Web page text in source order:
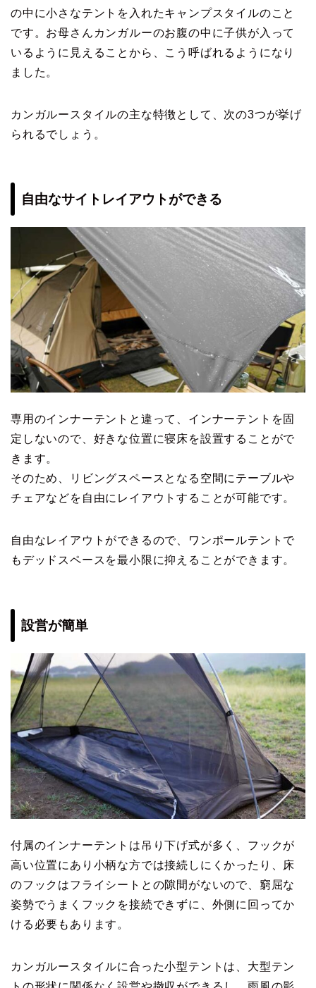
の中に小さなテントを入れたキャンプスタイルのこと
です。お母さんカンガルーのお腹の中に子供が入って
いるように見えることから、こう呼ばれるようになり
ました。
カンガルースタイルの主な特徴として、次の3つが挙げ
られるでしょう。
自由なサイトレイアウトができる
専用のインナーテントと違って、インナーテントを固
定しないので、好きな位置に寝床を設置することがで
きます。
そのため、リビングスペースとなる空間にテーブルや
チェアなどを自由にレイアウトすることが可能です。
自由なレイアウトができるので、ワンポールテントで
もデッドスペースを最小限に抑えることができます。
設営が簡単
付属のインナーテントは吊り下げ式が多く、フックが
高い位置にあり小柄な方では接続しにくかったり、床
のフックはフライシートとの隙間がないので、窮屈な
姿勢でうまくフックを接続できずに、外側に回ってか
ける必要もあります。
カンガルースタイルに合った小型テントは、大型テン